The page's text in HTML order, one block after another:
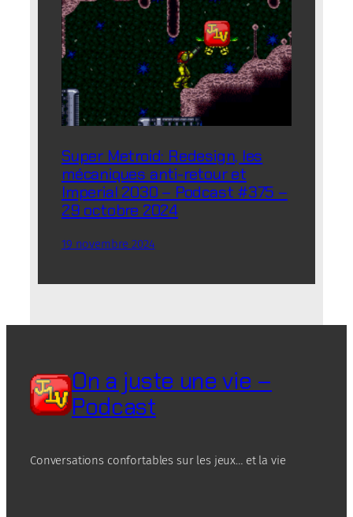
Super Metroid: Redesign, les
mécaniques anti-retour et
Imperial 2030 – Podcast #375 –
29 octobre 2024
19 novembre 2024
On a juste une vie –
Podcast
Conversations confortables sur les jeux… et la vie